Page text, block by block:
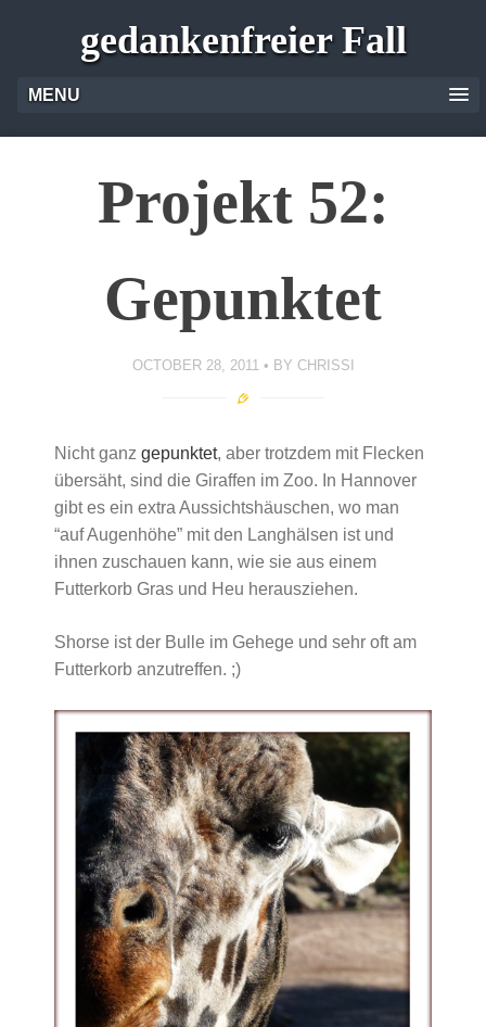
gedankenfreier Fall
MENU
Projekt 52:
Gepunktet
OCTOBER 28, 2011 BY CHRISSI
Nicht ganz gepunktet, aber trotzdem mit Flecken
übersäht, sind die Giraffen im Zoo. In Hannover
gibt es ein extra Aussichtshäuschen, wo man
“auf Augenhöhe” mit den Langhälsen ist und
ihnen zuschauen kann, wie sie aus einem
Futterkorb Gras und Heu herausziehen.
Shorse ist der Bulle im Gehege und sehr oft am
Futterkorb anzutreffen. ;)